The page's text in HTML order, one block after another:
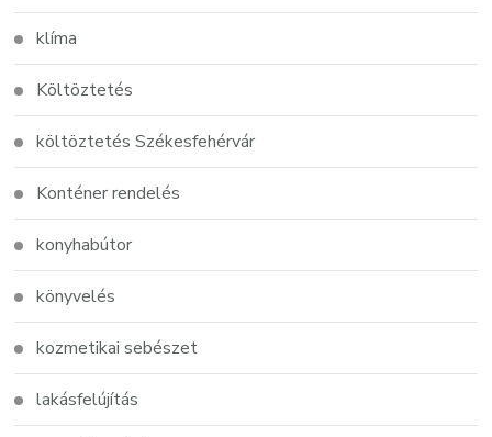
klíma
Költöztetés
költöztetés Székesfehérvár
Konténer rendelés
konyhabútor
könyvelés
kozmetikai sebészet
lakásfelújítás